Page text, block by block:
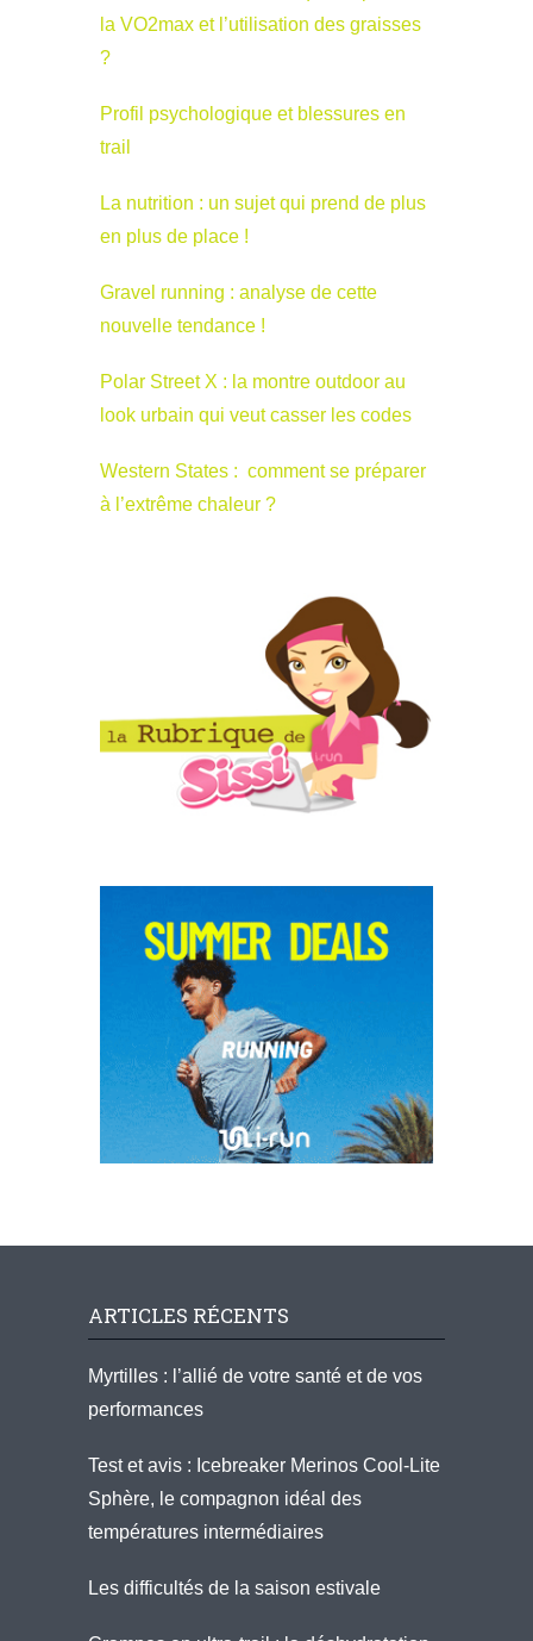
la VO2max et l’utilisation des graisses
?
Profil psychologique et blessures en
trail
La nutrition : un sujet qui prend de plus
en plus de place !
Gravel running : analyse de cette
nouvelle tendance !
Polar Street X : la montre outdoor au
look urbain qui veut casser les codes
Western States : comment se préparer
à l’extrême chaleur ?
ARTICLES RÉCENTS
Myrtilles : l’allié de votre santé et de vos
performances
Test et avis : Icebreaker Merinos Cool-Lite
Sphère, le compagnon idéal des
températures intermédiaires
Les difficultés de la saison estivale